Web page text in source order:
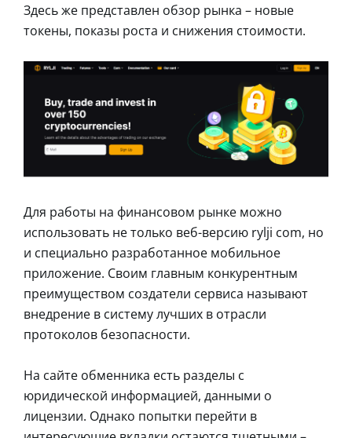
Здесь же представлен обзор рынка – новые
токены, показы роста и снижения стоимости.
Для работы на финансовом рынке можно
использовать не только веб-версию rylji com, но
и специально разработанное мобильное
приложение. Своим главным конкурентным
преимуществом создатели сервиса называют
внедрение в систему лучших в отрасли
протоколов безопасности.
На сайте обменника есть разделы с
юридической информацией, данными о
лицензии. Однако попытки перейти в